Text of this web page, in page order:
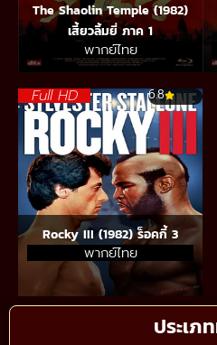
ประเภ
The Shaolin Temple (1982)
เสี้ยวลิ้มยี่ ภาค 1
พากย์ไทย
Full HD 6.8
Rocky III (1982) ร็อคกี้ 3
พากย์ไทย